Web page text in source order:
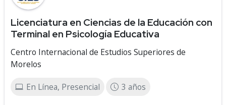
Licenciatura en Ciencias de la Educación con
Terminal en Psicología Educativa
Centro Internacional de Estudios Superiores de
Morelos
En Línea, Presencial 3 años